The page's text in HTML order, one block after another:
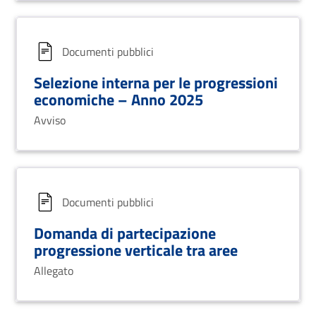
Documenti pubblici
Selezione interna per le progressioni
economiche – Anno 2025
Avviso
Documenti pubblici
Domanda di partecipazione
progressione verticale tra aree
Allegato